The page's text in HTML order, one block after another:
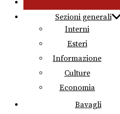
Sezioni generali
Interni
Esteri
Informazione
Culture
Economia
Bavagli